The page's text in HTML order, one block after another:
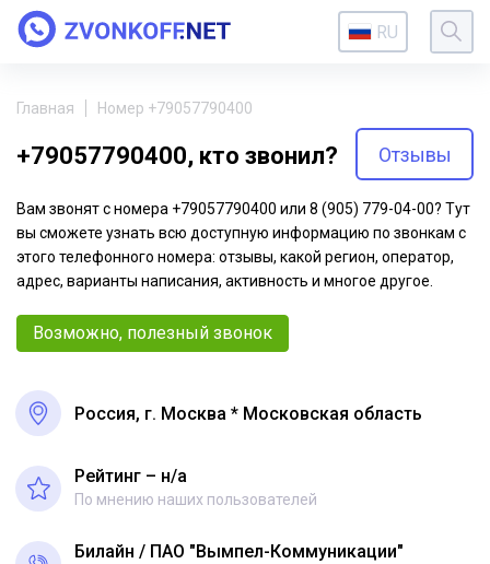
RU
Главная Номер +79057790400
+79057790400, кто звонил? Отзывы
Вам звонят с номера +79057790400 или 8 (905) 779-04-00? Тут
вы сможете узнать всю доступную информацию по звонкам с
этого телефонного номера: отзывы, какой регион, оператор,
адрес, варианты написания, активность и многое другое.
Возможно, полезный звонок
Россия, г. Москва * Московская область
Рейтинг – н/a
По мнению наших пользователей
Билайн ПАО "Вымпел-Коммуникации"